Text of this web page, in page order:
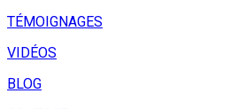
TÉMOIGNAGES
VIDÉOS
BLOG